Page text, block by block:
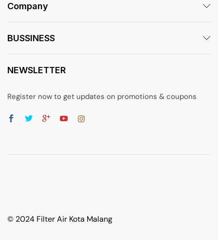
Company
BUSSINESS
NEWSLETTER
Register now to get updates on promotions & coupons
© 2024 Filter Air Kota Malang